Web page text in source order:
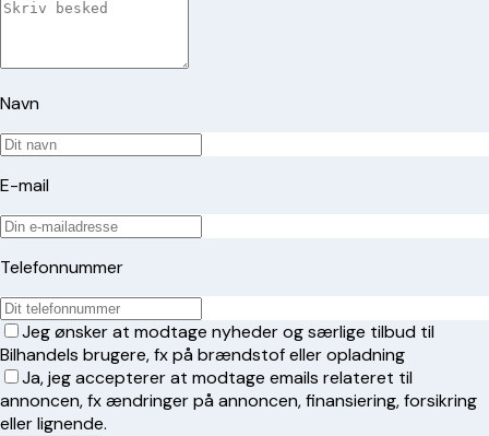
Navn
E-mail
Telefonnummer
Jeg ønsker at modtage nyheder og særlige tilbud til
Bilhandels brugere, fx på brændstof eller opladning
Ja, jeg accepterer at modtage emails relateret til
annoncen, fx ændringer på annoncen, finansiering, forsikring
eller lignende.